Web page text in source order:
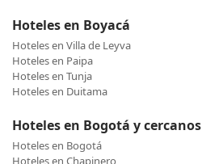
Hoteles en Boyacá
Hoteles en Villa de Leyva
Hoteles en Paipa
Hoteles en Tunja
Hoteles en Duitama
Hoteles en Bogotá y cercanos
Hoteles en Bogotá
Hoteles en Chapinero